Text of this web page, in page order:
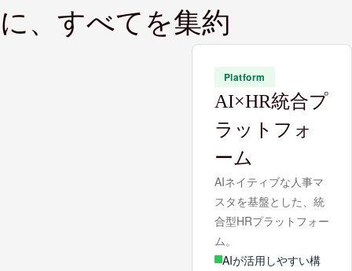
に、すべてを集約
Platform
AI×HR統合プ
ラットフォ
ーム
AIネイティブな人事マ
スタを基盤とした、統
合型HRプラットフォー
ム。
AIが活用しやすい構